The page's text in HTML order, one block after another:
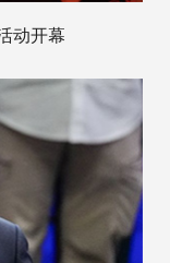
动开幕